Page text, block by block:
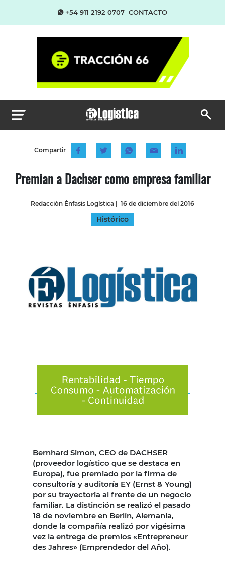
+54 911 2192 0707 CONTACTO
Compartir
Premian a Dachser como empresa familiar
Redacción Énfasis Logística | 16 de diciembre del 2016
Histórico
Bernhard Simon, CEO de DACHSER
(proveedor logístico que se destaca en
Europa), fue premiado por la firma de
consultoría y auditoría EY (Ernst & Young)
por su trayectoria al frente de un negocio
familiar. La distinción se realizó el pasado
18 de noviembre en Berlín, Alemania,
donde la compañía realizó por vigésima
vez la entrega de premios «Entrepreneur
des Jahres» (Emprendedor del Año).